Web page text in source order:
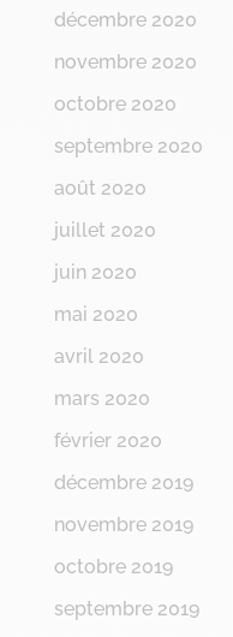
décembre 2020
novembre 2020
octobre 2020
septembre 2020
août 2020
juillet 2020
juin 2020
mai 2020
avril 2020
mars 2020
février 2020
décembre 2019
novembre 2019
octobre 2019
septembre 2019